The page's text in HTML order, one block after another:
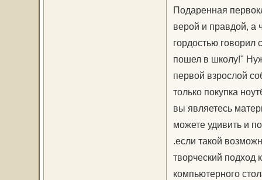
Подаренная
верой и правдой, а
гордостью говорил
пошел в школу!"
первой взрослой
только покупка
вы являетесь
можете удивить и
.если такой
творческий подход
компьютерного